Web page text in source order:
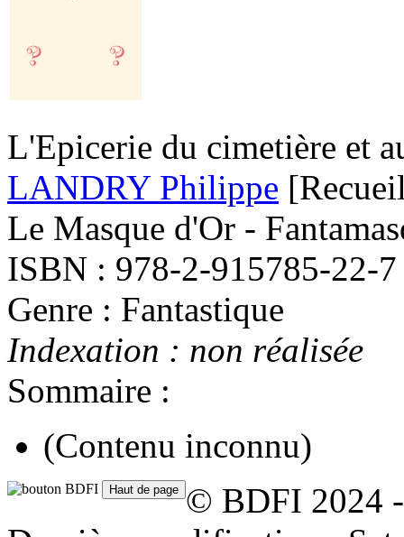
L'Epicerie du cimetière et
LANDRY Philippe
Le Masque d'Or -
ISBN : 978-2-915785-22-7
Genre : Fantastique
Indexation : non réalisée
Sommaire :
(Contenu inconnu)
© BDFI 2024